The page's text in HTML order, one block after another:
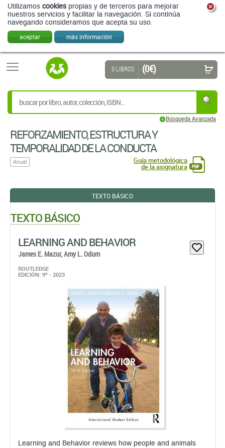
Utilizamos cookies propias y de terceros para mejorar
nuestros servicios y facilitar la navegación. Si continúa
navegando consideramos que acepta su uso.
aceptar más información
Búsqueda Avanzada
0 LIBROS (0 €)
REFORZAMIENTO, ESTRUCTURA Y
TEMPORALIDAD DE LA CONDUCTA
Anual Guía metodológica
de la asignatura
TEXTO BÁSICO
TEXTO BÁSICO
LEARNING AND BEHAVIOR
James E. Mazur,Amy L. Odum
ROUTLEDGE
EDICIÓN: 9ª - 2023
Learning and Behavior reviews how people and animals